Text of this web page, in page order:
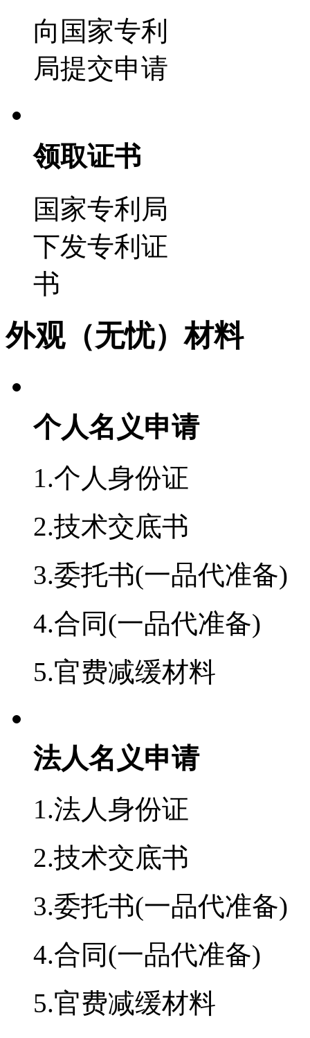
向国家专利
局提交申请
领取证书
国家专利局
下发专利证
书
外观（无忧）材料
个人名义申请
1.个人身份证
2.技术交底书
3.委托书(一品代准备)
4.合同(一品代准备)
5.官费减缓材料
法人名义申请
1.法人身份证
2.技术交底书
3.委托书(一品代准备)
4.合同(一品代准备)
5.官费减缓材料